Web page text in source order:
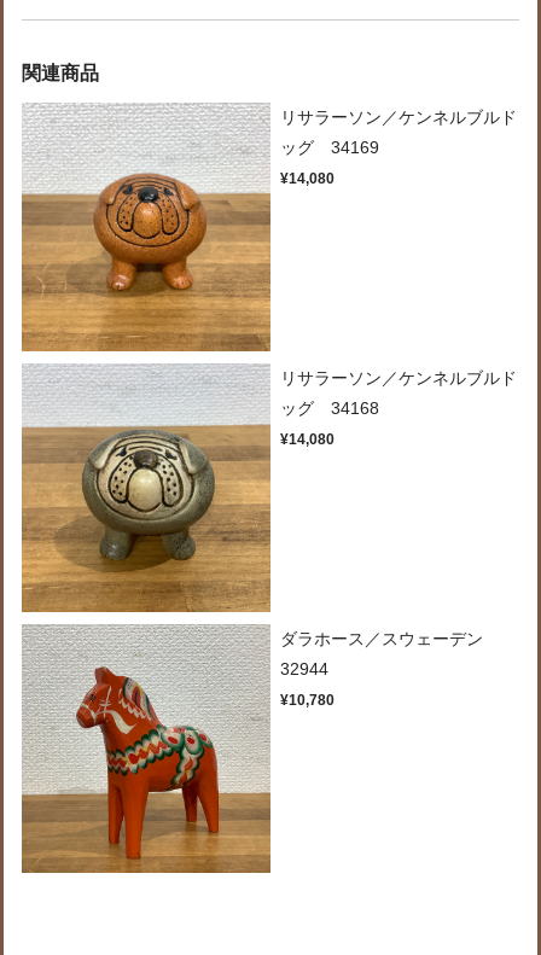
関連商品
リサラーソン／ケンネルブルド
ッグ 34169
¥14,080
リサラーソン／ケンネルブルド
ッグ 34168
¥14,080
ダラホース／スウェーデン
32944
¥10,780